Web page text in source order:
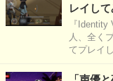
レイして
『
人、全く
てプレイ